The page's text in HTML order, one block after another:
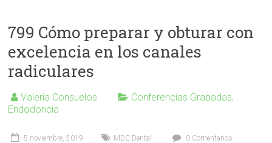
799 Cómo preparar y obturar con
excelencia en los canales
radiculares
Valeria Consuelos Conferencias Grabadas,
Endodoncia
5 noviembre, 2019 MDC Dental 0 Comentarios